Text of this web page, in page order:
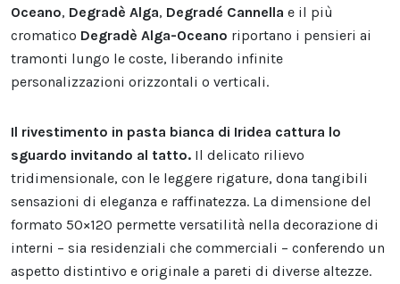
Oceano, Degradè Alga, Degradé Cannella e il più
cromatico Degradè Alga-Oceano riportano i pensieri ai
tramonti lungo le coste, liberando infinite
personalizzazioni orizzontali o verticali.
Il rivestimento in pasta bianca di Iridea cattura lo
sguardo invitando al tatto. Il delicato rilievo
tridimensionale, con le leggere rigature, dona tangibili
sensazioni di eleganza e raffinatezza. La dimensione del
formato 50×120 permette versatilità nella decorazione di
interni – sia residenziali che commerciali – conferendo un
aspetto distintivo e originale a pareti di diverse altezze.